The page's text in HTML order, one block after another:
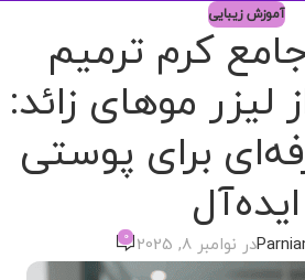
آموزش زیبایی
کرم ترمیم
لیزر موهای زائد:
برای پوستی
ایده‌آل
در نوامبر 8, 2025 0